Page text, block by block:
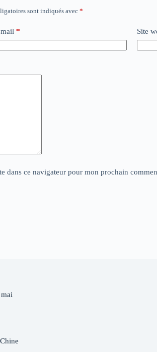
sont indiqués avec *
* Site
dans ce navigateur pour mon prochain